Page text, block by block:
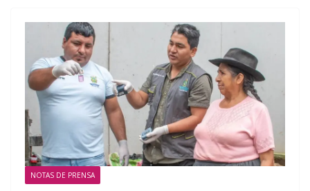
NOTAS DE PRENSA